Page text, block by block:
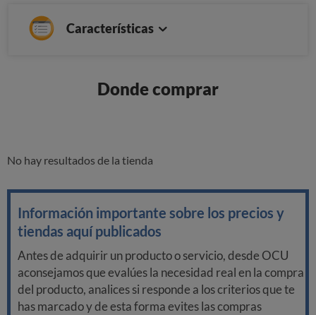
Características
Donde comprar
No hay resultados de la tienda
Información importante sobre los precios y
tiendas aquí publicados
Antes de adquirir un producto o servicio, desde OCU
aconsejamos que evalúes la necesidad real en la compra
del producto, analices si responde a los criterios que te
has marcado y de esta forma evites las compras